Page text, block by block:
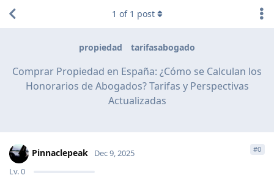
propiedad tarifasabogado
Comprar Propiedad en España: ¿Cómo se Calculan los
Honorarios de Abogados? Tarifas y Perspectivas
Actualizadas
1 of 1 post
Pinnaclepeak
Lv.0
Dec 9, 2025 #0